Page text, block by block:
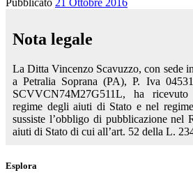
Pubblicato 21 Ottobre 2016
Nota legale
La Ditta Vincenzo Scavuzzo, con sede
a Petralia Soprana (PA), P. Iva
SCVVCN74M27G511L, ha
regime degli aiuti di Stato e nel
sussiste l’obbligo di pubblicazione nel
aiuti di Stato di cui all’art. 52 della L.
Esplora